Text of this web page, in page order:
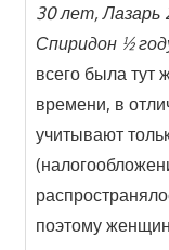
30 лет, Лазарь
Спиридон ½
всего была тут
времени, в
учитывают
поэтому